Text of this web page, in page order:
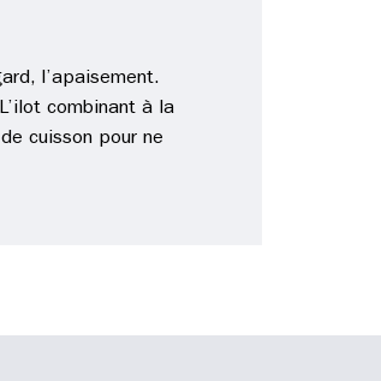
l’apaisement.
combinant à la
cuisson pour ne